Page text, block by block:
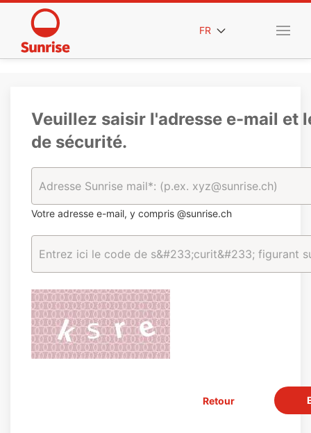
FR
Veuillez saisir l'adresse e-mail et
de sécurité.
Votre adresse e-mail, y compris @sunrise.ch
Retour